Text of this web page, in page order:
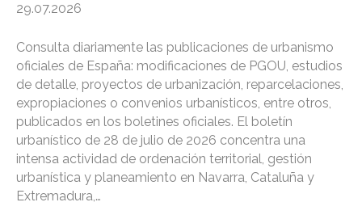
29.07.2026
Consulta diariamente las publicaciones de urbanismo
oficiales de España: modificaciones de PGOU, estudios
de detalle, proyectos de urbanización, reparcelaciones,
expropiaciones o convenios urbanísticos, entre otros,
publicados en los boletines oficiales. El boletín
urbanístico de 28 de julio de 2026 concentra una
intensa actividad de ordenación territorial, gestión
urbanística y planeamiento en Navarra, Cataluña y
Extremadura,…